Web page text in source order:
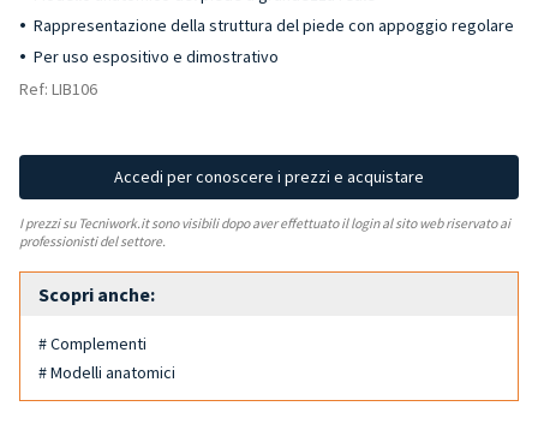
Rappresentazione della struttura del piede con appoggio regolare
Per uso espositivo e dimostrativo
Ref: LIB106
Accedi per conoscere i prezzi e acquistare
I prezzi su Tecniwork.it sono visibili dopo aver effettuato il login al sito web riservato ai
professionisti del settore.
Scopri anche:
# Complementi
# Modelli anatomici